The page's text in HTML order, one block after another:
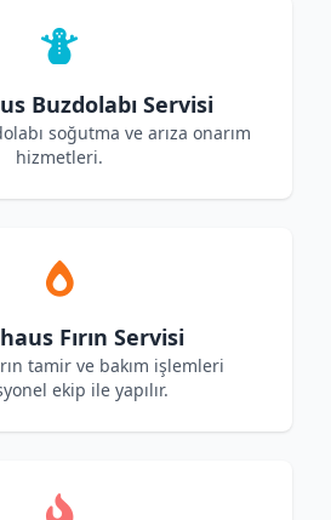
Buzdolabı Servisi
soğutma ve arıza onarım
hizmetleri.
Fırın Servisi
tamir ve bakım işlemleri
ekip ile yapılır.